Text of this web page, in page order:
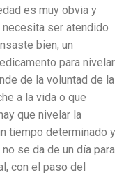
es muy obvia y
ser atendido
bien, un
para nivelar
de la voluntad de la
a la vida o que
que nivelar la
tiempo determinado y
se da de un día para
con el paso del